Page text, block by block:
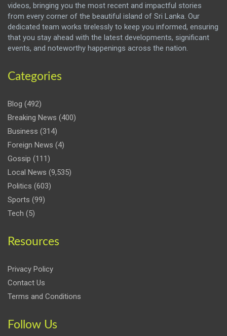
videos, bringing you the most recent and impactful stories
from every corner of the beautiful island of Sri Lanka. Our
dedicated team works tirelessly to keep you informed, ensuring
that you stay ahead with the latest developments, significant
events, and noteworthy happenings across the nation.
Categories
Blog (492)
Breaking News (400)
Business (314)
Foreign News (4)
Gossip (111)
Local News (9,535)
Politics (603)
Sports (99)
Tech (5)
Resources
Privacy Policy
Contact Us
Terms and Conditions
Follow Us